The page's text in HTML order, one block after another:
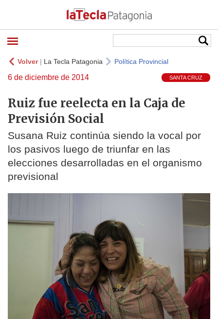
Volver| La Tecla Patagonia Política Provincial
6 de diciembre de 2014 SANTA CRUZ
Ruiz fue reelecta en la Caja de
Previsión Social
Susana Ruiz continúa siendo la vocal por
los pasivos luego de triunfar en las
elecciones desarrolladas en el organismo
previsional